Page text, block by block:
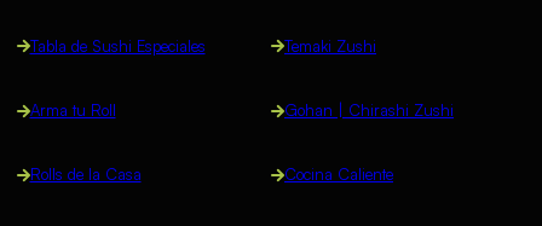
Tabla de Sushi Especiales
Arma tu Roll
Rolls de la Casa
Temaki Zushi
Gohan | Chirashi Zushi
Cocina Caliente